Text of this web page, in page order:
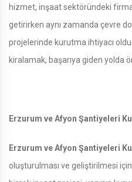
hizmet, inşaat sektöründeki
getirirken aynı zamanda çevre
projelerinde kurutma ihtiyacı
kiralamak, başarıya giden yolda
Erzurum ve Afyon Şantiyeleri
Erzurum ve Afyon Şantiyeleri
oluşturulması ve geliştirilmesi